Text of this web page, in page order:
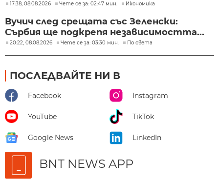
17:38, 08.08.2026 Чете се за: 02:47 мин. Икономика
Вучич след срещата със Зеленски:
Сърбия ще подкрепя независимостта...
20:22, 08.08.2026 Чете се за: 03:30 мин. По света
ПОСЛЕДВАЙТЕ НИ В
Facebook Instagram
YouTube TikTok
Google News LinkedIn
BNT NEWS APP